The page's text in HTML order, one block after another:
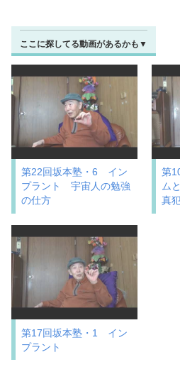
ここに探してる動画があるかも▼
第22回坂本塾・6 イン
プラント 宇宙人の勉強
の仕方
第
ム
真
第17回坂本塾・1 イン
プラント